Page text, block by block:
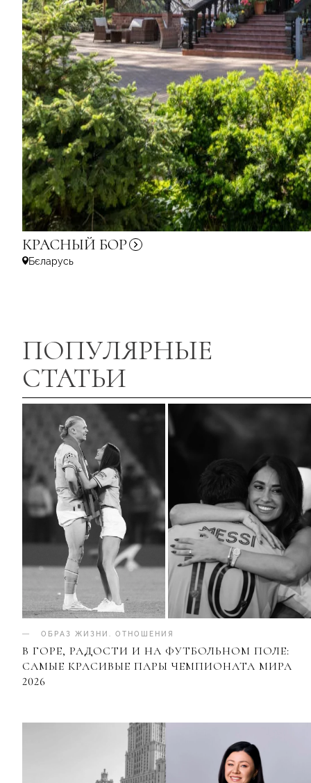
КРАСНЫЙ БОР
Бєларусь
ПОПУЛЯРНЫЕ
СТАТЬИ
ОБРАЗ ЖИЗНИ ОТНОШЕНИЯ
В ГОРЕ, РАДОСТИ И НА ФУТБОЛЬНОМ ПОЛЕ:
САМЫЕ КРАСИВЫЕ ПАРЫ ЧЕМПИОНАТА МИРА
2026